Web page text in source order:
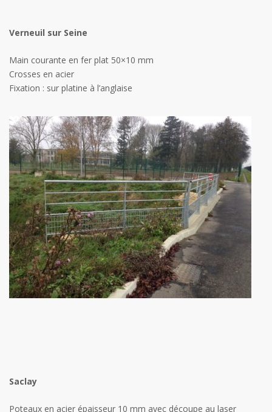
Verneuil sur Seine
Main courante en fer plat 50×10 mm
Crosses en acier
Fixation : sur platine à l’anglaise
Saclay
Poteaux en acier épaisseur 10 mm avec découpe au laser